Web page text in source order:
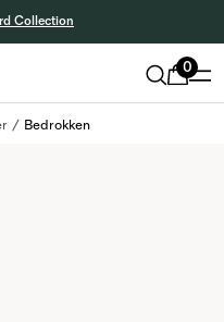
Collection
0
Bedrokken